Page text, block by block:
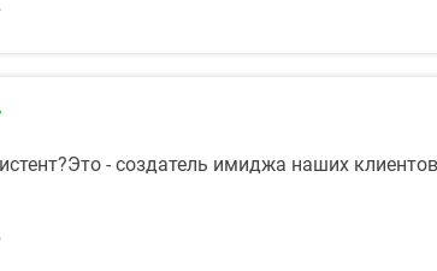
- создатель имиджа наших